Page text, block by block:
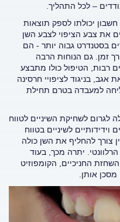
– לכל התהליך.
יכולתו לספק תוצאות
את צבע הציפוי לצבע השן
בסטנדרט גבוה יותר - הם
זמן. גם הנוחות הרבה
רבות, הטיפול כולו מתבצע
בניגוד לציפויי חרסינה
למעבדה בטרם תחילת
לגרום לשחיקת השיניים לטווח
וידידותיים לשיניים בטווח
צורך להחליף את השן כולה
יתרה מכך, בעוד
החניכיים, הקומפוזיט
אותן.